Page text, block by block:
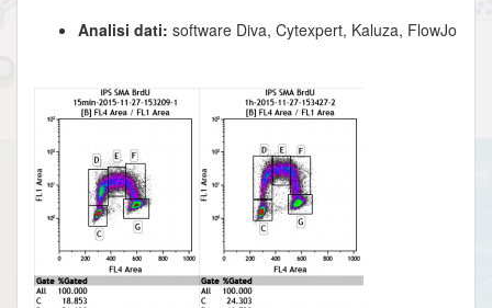
Analisi dati: software Diva, Cytexpert, Kaluza, FlowJo